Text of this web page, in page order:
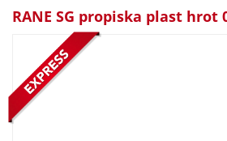
RANE SG propiska plast hrot